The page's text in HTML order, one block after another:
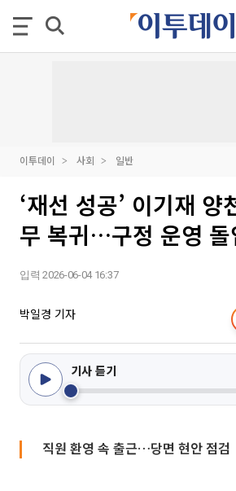
이투데이 사회 일반
‘재선 성공’ 이기재 양
무 복귀…구정 운영 돌
입력 2026-06-04 16:37
박일경 기자
기사 듣기
직원 환영 속 출근…당면 현안 점검